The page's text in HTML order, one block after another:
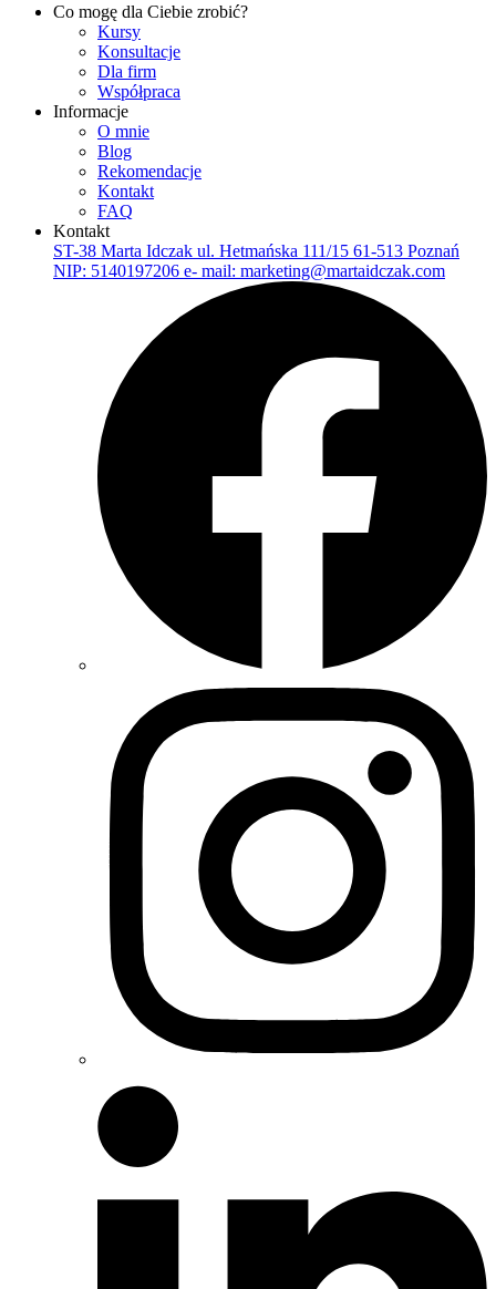
Co mogę dla Ciebie zrobić?
Kursy
Konsultacje
Dla firm
Współpraca
Informacje
O mnie
Blog
Rekomendacje
Kontakt
FAQ
Kontakt
ST-38 Marta Idczak ul. Hetmańska 111/15 61-513 Poznań
NIP: 5140197206 e- mail: marketing@martaidczak.com